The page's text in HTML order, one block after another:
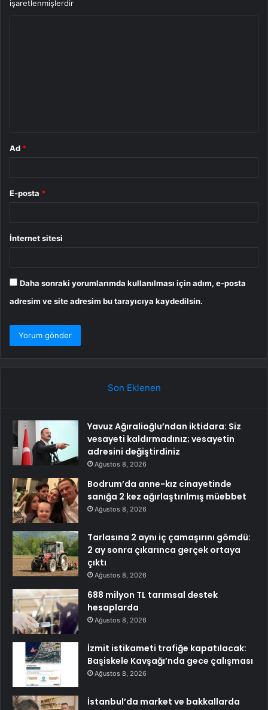
işaretlenmişlerdir
Ad *
E-posta *
İnternet sitesi
Daha sonraki yorumlarımda kullanılması için adım, e-posta
adresim ve site adresim bu tarayıcıya kaydedilsin.
Son Eklenen
Yavuz Ağıralioğlu’ndan iktidara: Siz
vesayeti kaldırmadınız; vesayetin
adresini değiştirdiniz
Ağustos 8, 2026
Bodrum’da anne-kız cinayetinde
sanığa 2 kez ağırlaştırılmış müebbet
Ağustos 8, 2026
Tarlasına 2 aynı iç çamaşırını gömdü:
2 ay sonra çıkarınca gerçek ortaya
çıktı
Ağustos 8, 2026
688 milyon TL tarımsal destek
hesaplarda
Ağustos 8, 2026
İzmit istikameti trafiğe kapatılacak:
Başiskele Kavşağı’nda gece çalışması
Ağustos 8, 2026
İstanbul’da market ve bakkallarda